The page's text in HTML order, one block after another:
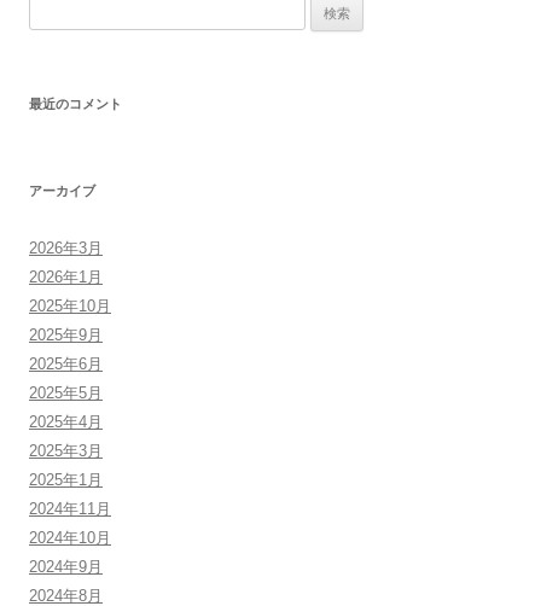
索:
最近のコメント
アーカイブ
2026年3月
2026年1月
2025年10月
2025年9月
2025年6月
2025年5月
2025年4月
2025年3月
2025年1月
2024年11月
2024年10月
2024年9月
2024年8月